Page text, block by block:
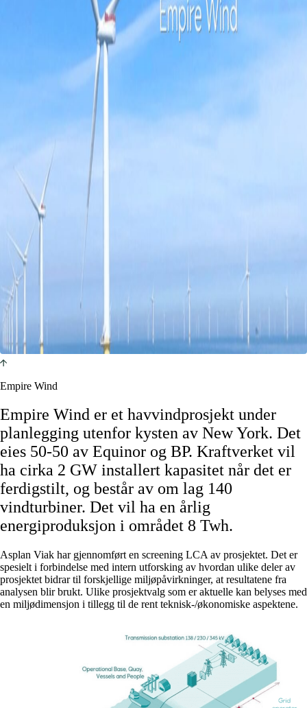
Empire Wind
Empire Wind er et havvindprosjekt under
planlegging utenfor kysten av New York. Det
eies 50-50 av Equinor og BP. Kraftverket vil
ha cirka 2 GW installert kapasitet når det er
ferdigstilt, og består av om lag 140
vindturbiner. Det vil ha en årlig
energiproduksjon i området 8 Twh.
Asplan Viak har gjennomført en screening LCA av prosjektet. Det er
spesielt i forbindelse med intern utforsking av hvordan ulike deler av
prosjektet bidrar til forskjellige miljøpåvirkninger, at resultatene fra
analysen blir brukt. Ulike prosjektvalg som er aktuelle kan belyses med
en miljødimensjon i tillegg til de rent teknisk-/økonomiske aspektene.